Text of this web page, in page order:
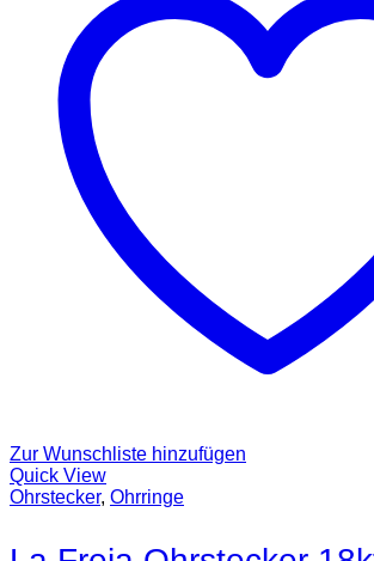
Zur Wunschliste hinzufügen
Quick View
Ohrstecker, Ohrringe